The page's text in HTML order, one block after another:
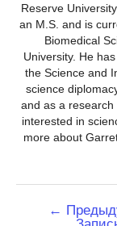
Reserve
an M.S. and is
Biomedical
University. He
the Science and
science
and as a
interested in
more about
Навигация
←